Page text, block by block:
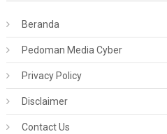
Beranda
Pedoman Media Cyber
Privacy Policy
Disclaimer
Contact Us